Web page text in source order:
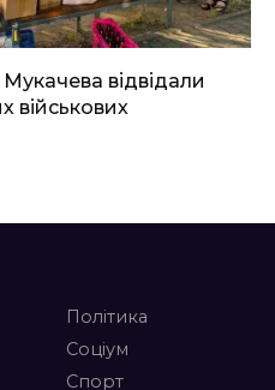
відвідали
військових
Політика
Соціум
Спорт